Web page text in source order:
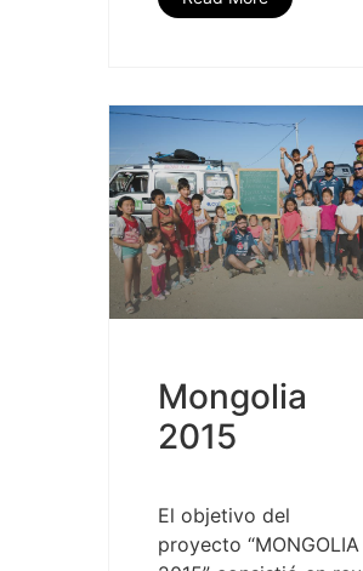
Mongolia
2015
El objetivo del
proyecto “MONGOLIA